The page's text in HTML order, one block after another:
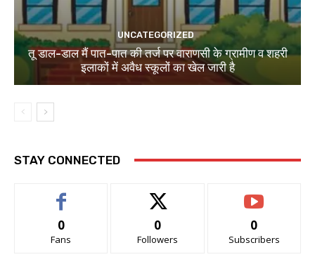
UNCATEGORIZED
तू डाल-डाल मैं पात-पात की तर्ज पर वाराणसी के ग्रामीण व शहरी
इलाकों में अवैध स्कूलों का खेल जारी है
STAY CONNECTED
0
Fans
0
Followers
0
Subscribers